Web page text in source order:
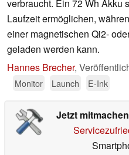
verbraucht. Ein 72 Wh Akku
Laufzeit ermöglichen,
einer magnetischen Qi2-
geladen werden kann.
Hannes Brecher,
Monitor Launch E-Ink
Jetzt